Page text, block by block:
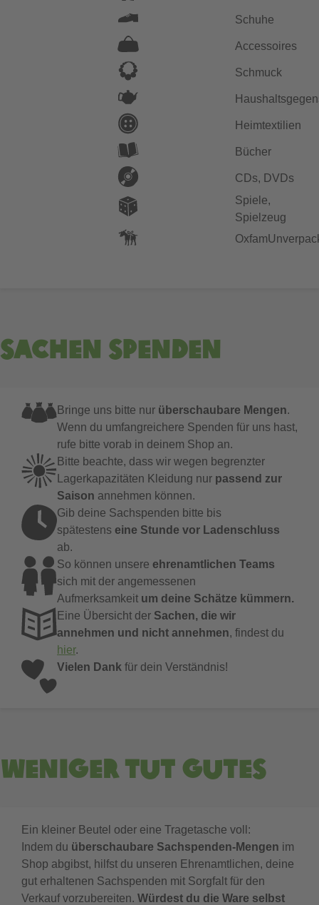
Schuhe
Accessoires
Schmuck
Heimtextilien
Bücher
CDs, DVDs
Spiele,
Spielzeug
Sachen spenden
Bringe uns bitte nur überschaubare Mengen.
Wenn du umfangreichere Spenden für uns hast,
rufe bitte vorab in deinem Shop an.
Bitte beachte, dass wir wegen begrenzter
Lagerkapazitäten Kleidung nur passend zur
Saison annehmen können.
Gib deine Sachspenden bitte bis
spätestens eine Stunde vor Ladenschluss
ab.
So können unsere ehrenamtlichen Teams
sich mit der angemessenen
Aufmerksamkeit um deine Schätze kümmern.
Eine Übersicht der Sachen, die wir
annehmen und nicht annehmen, findest du
hier.
Vielen Dank für dein Verständnis!
Weniger tut Gutes
Ein kleiner Beutel oder eine Tragetasche voll:
Indem du überschaubare Sachspenden-Mengen im
Shop abgibst, hilfst du unseren Ehrenamtlichen, deine
gut erhaltenen Sachspenden mit Sorgfalt für den
Verkauf vorzubereiten. Würdest du die Ware selbst